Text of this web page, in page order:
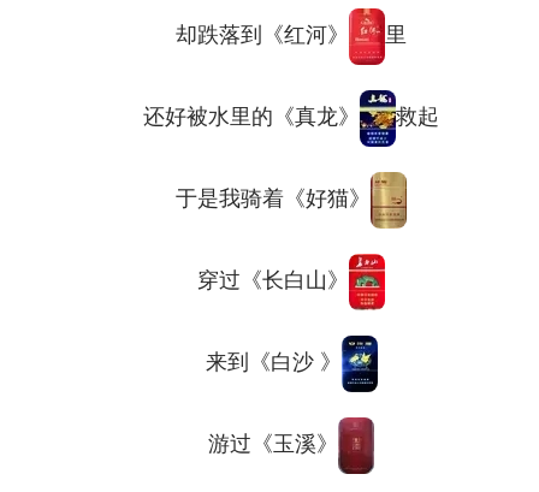
却跌落到《红河》 里
还好被水里的《真龙》 救起
于是我骑着《好猫》
穿过《长白山》
来到《白沙 》
游过《玉溪》